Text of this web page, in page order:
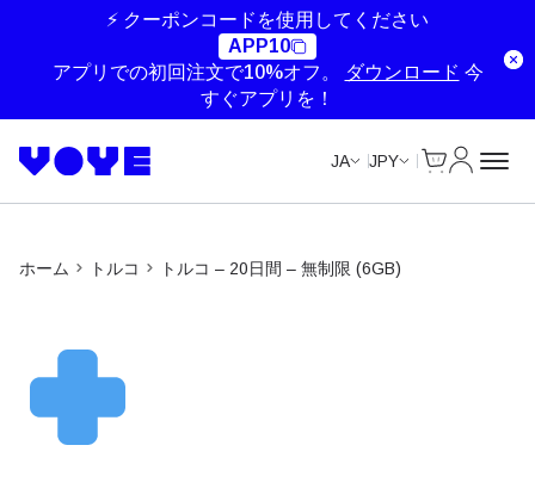
⚡ クーポンコードを使用してください
APP10
アプリでの初回注文で10%オフ。
ダウンロード 今
すぐアプリを！
JA JPY
ホーム トルコ トルコ – 20日間 – 無制限 (6GB)
Unlimited Data
Unlimited Data
Unlimited Data
Unlimited Data